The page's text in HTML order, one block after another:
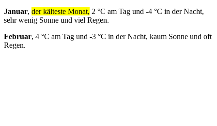
Januar, der kälteste Monat, 2 °C am Tag und -4 °C in der Nacht,
sehr wenig Sonne und viel Regen.
Februar, 4 °C am Tag und -3 °C in der Nacht, kaum Sonne und oft
Regen.